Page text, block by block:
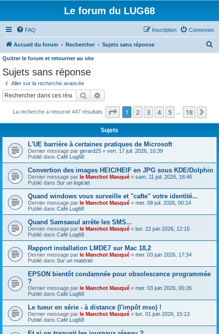
Le forum du LUG68
FAQ Connexion
Inscription
Accueil du forum Rechercher Sujets sans réponse
e
Quitter le forum et retourner au site
Sujets sans réponse
Aller sur la recherche avancée
Rechercher
La recherche a retourné 447 résultats Page 1sur18
1 2 3 4 5 18
Sujets
L'UE barrière à certaines pratiques de Microsoft
Dernier message par gerard25 « ven. 17 juil. 2026, 10:39
Publié dans Café Lug68
Convertion des images HEIC/HEIF en JPG sous KDE/Dolphin
Dernier message par le Manchot Masqué « sam. 11 juil. 2026, 18:46
Publié dans Sur un logiciel
Quand windows vous surveille et "cafte" votre identité...
Dernier message par le Manchot Masqué « mer. 08 juil. 2026, 00:14
Publié dans Café Lug68
Quand Samsaoul arrête les SMS...
Dernier message par le Manchot Masqué « lun. 22 juin 2026, 12:15
Publié dans Café Lug68
Rapport installation LMDE7 sur Mac 18,2
Dernier message par le Manchot Masqué « mer. 03 juin 2026, 17:34
Publié dans Sur un matériel
EPSON bientôt condamnée pour obsolescence programmée
?
Dernier message par le Manchot Masqué « mer. 03 juin 2026, 00:26
Publié dans Café Lug68
Le tueur en série - à distance (l'impôt mso) !
Dernier message par le Manchot Masqué « lun. 01 juin 2026, 15:13
Publié dans Café Lug68